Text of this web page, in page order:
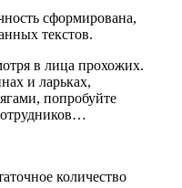
сформирована,
текстов.
в лица прохожих.
и ларьках,
попробуйте
количество